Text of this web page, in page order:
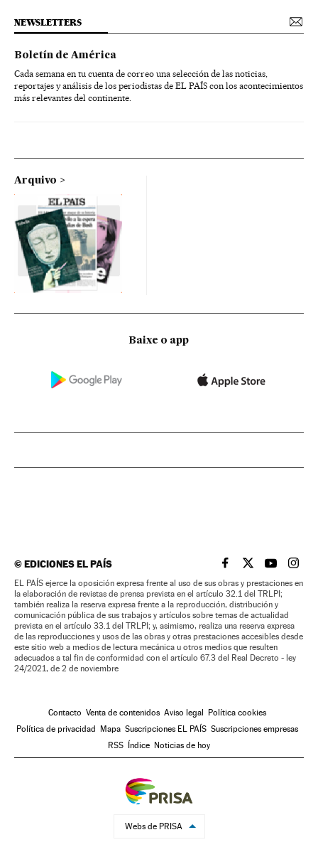
NEWSLETTERS
Boletín de América
Cada semana en tu cuenta de correo una selección de las noticias,
reportajes y análisis de los periodistas de EL PAÍS con los acontecimientos
más relevantes del continente.
Arquivo
Baixe o app
©EDICIONES EL PAÍS EL PAÍS BRASIL EN
EL PAÍSEL PAÍS
EL
EL PAÍS ejerce la oposición expresa frente al uso de sus obras y prestaciones en
la elaboración de revistas de prensa prevista en el artículo 32.1 del TRLPI;
también realiza la reserva expresa frente a la reproducción, distribución y
comunicación pública de sus trabajos y artículos sobre temas de actualidad
prevista en el artículo 33.1 del TRLPI; y, asimismo, realiza una reserva expresa
de las reproducciones y usos de las obras y otras prestaciones accesibles desde
este sitio web a medios de lectura mecánica u otros medios que resulten
adecuados a tal fin de conformidad con el artículo 67.3 del Real Decreto - ley
24/2021, de 2 de noviembre
Contacto Venta de contenidos Aviso legal Política cookies
Política de privacidad Mapa Suscripciones EL PAÍS Suscripciones empresas
RSS Índice Noticias de hoy
Webs de PRISA